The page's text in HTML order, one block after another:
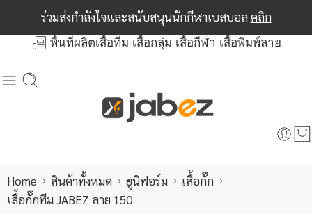
ร่วมส่งกำลังใจและสนับสนุนนักกีฬาเบสบอล คลิก
พื้นที่ผลิตเสื้อทีม เสื้อกลุ่ม เสื้อกีฬา เสื้อพิมพ์ลาย
Home สินค้าทั้งหมด ยูนิฟอร์ม
เสื้อกั๊ก
เสื้อกั๊กทีม JABEZ ลาย 150